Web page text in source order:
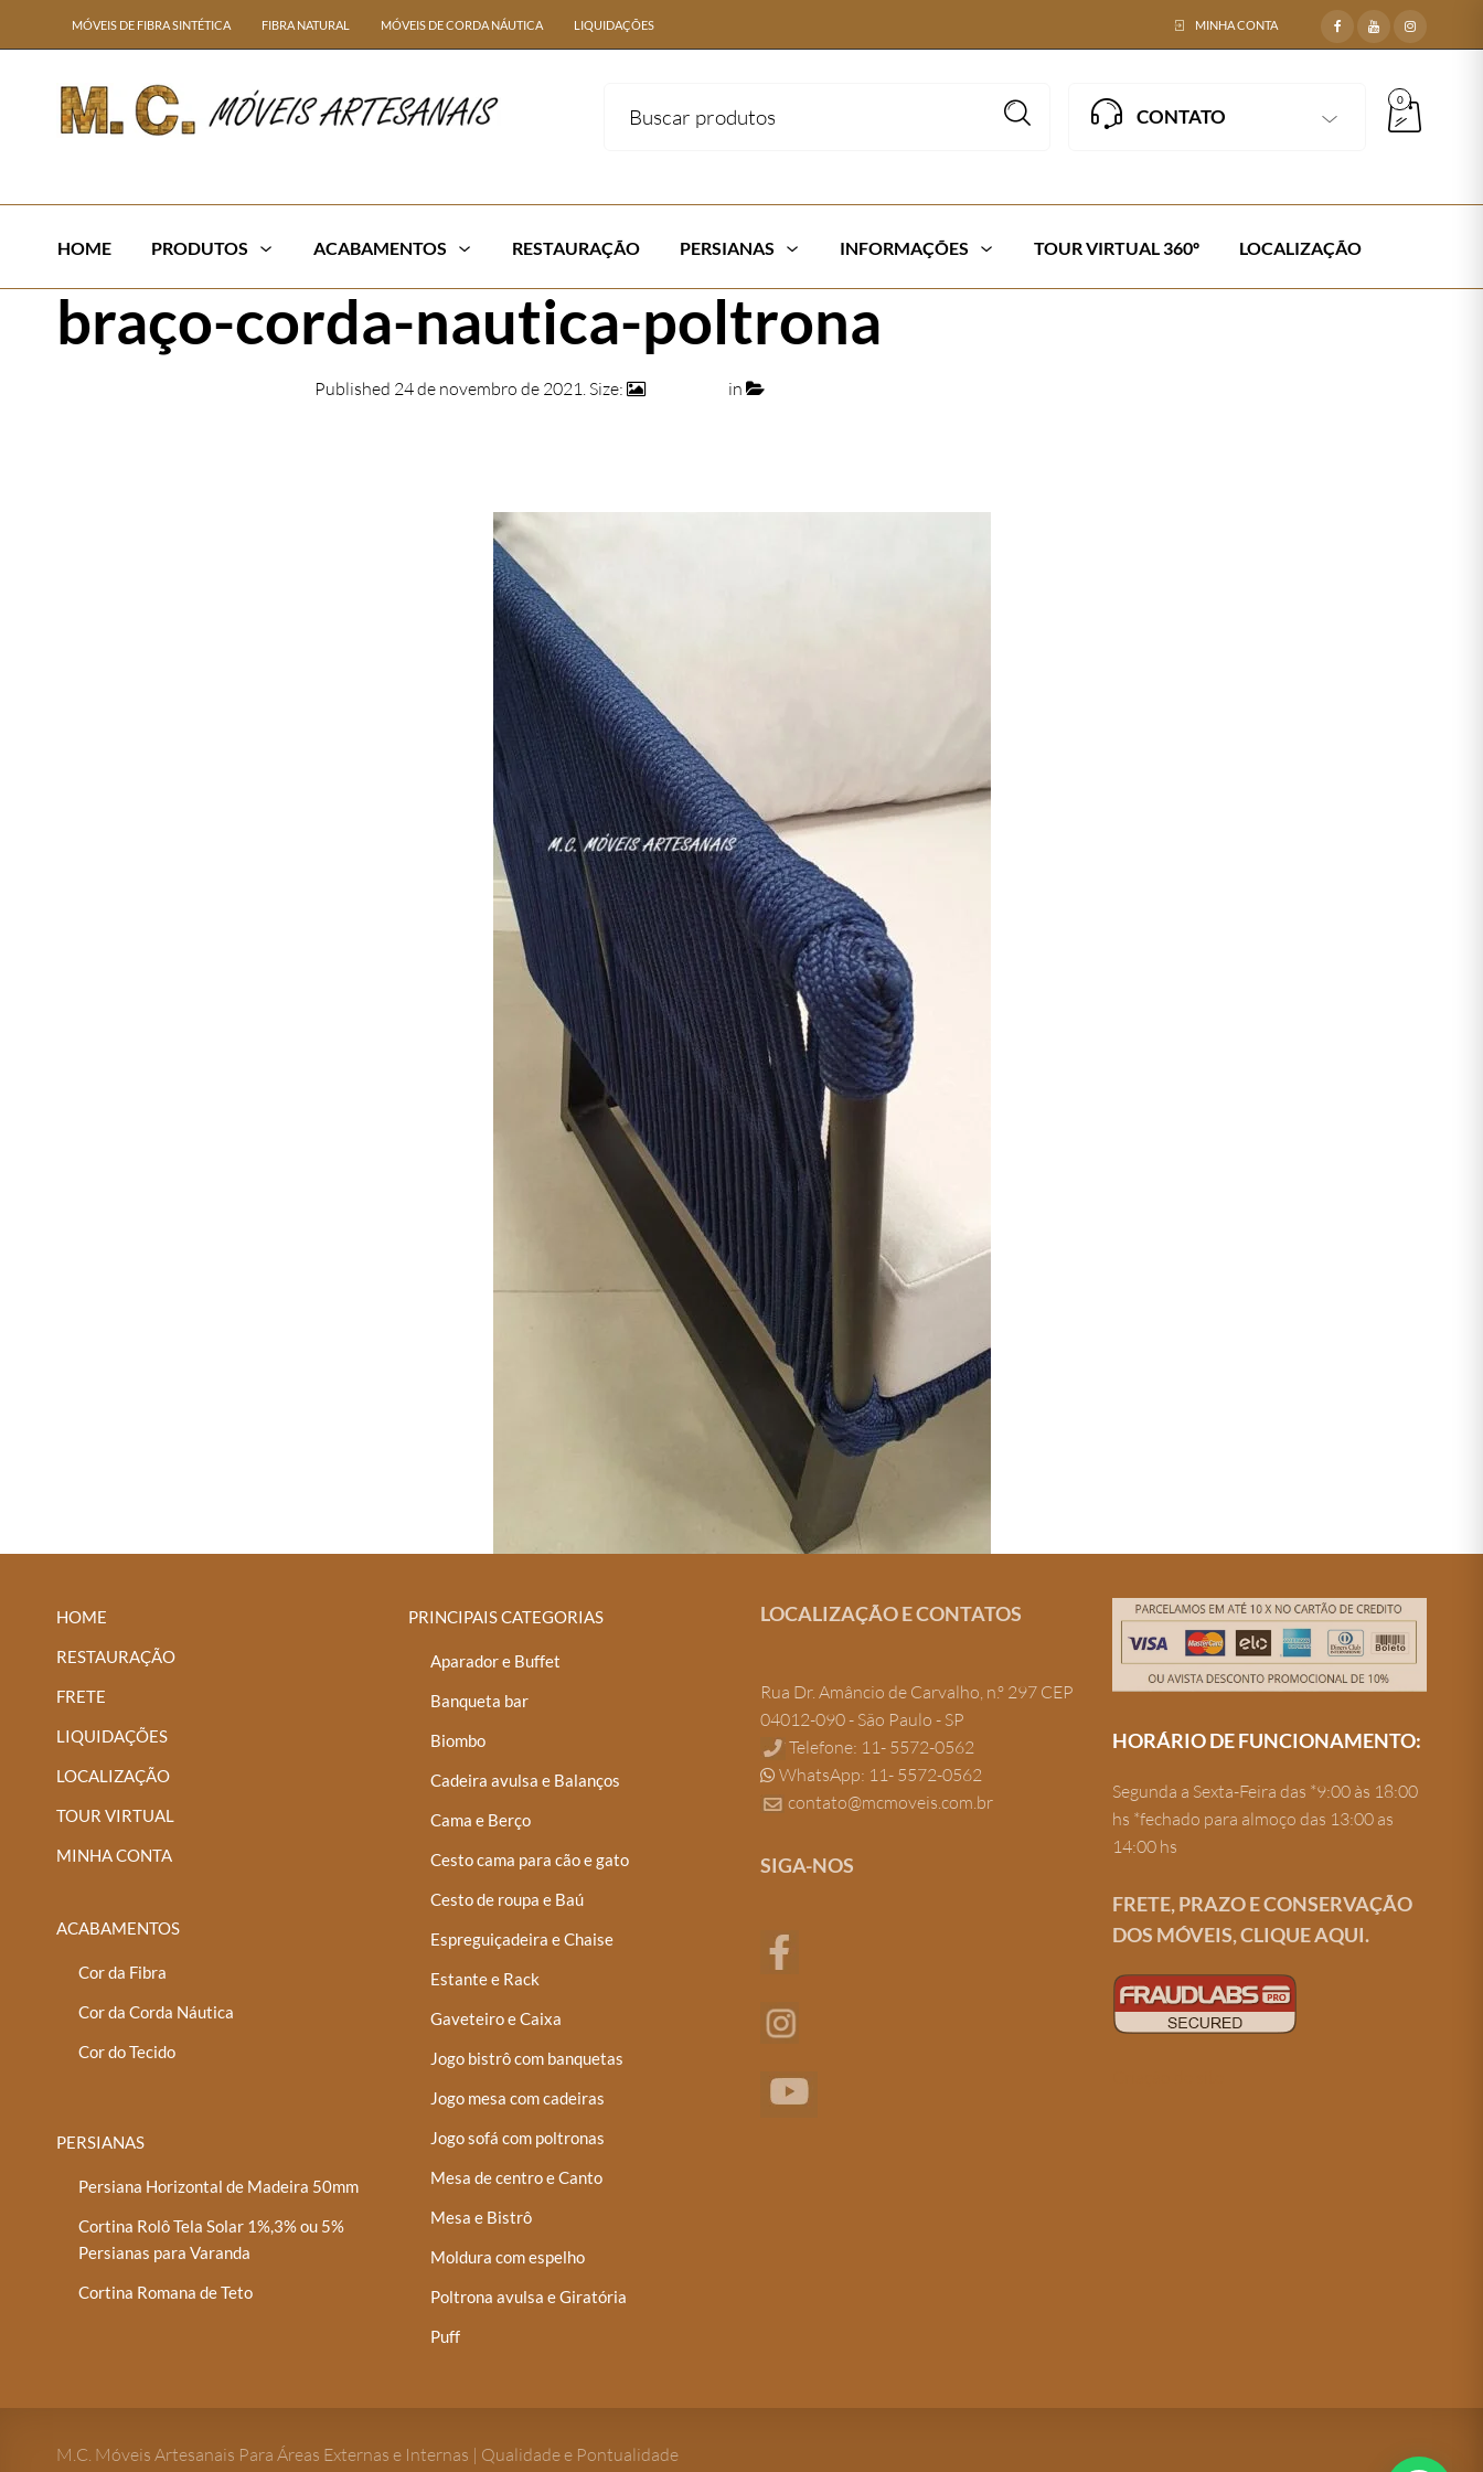
MÓVEIS DE FIBRA SINTÉTICA FIBRA NATURAL MÓVEIS DE CORDA NÁUTICA LIQUIDAÇÕES MINHA CONTA
CONTATO
0
HOME PRODUTOS ACABAMENTOS RESTAURAÇÃO PERSIANAS INFORMAÇÕES TOUR VIRTUAL 360º LOCALIZAÇÃO
braço-corda-nautica-poltrona
Published 24 de novembro de 2021 . Size: in
HOME
RESTAURAÇÃO
FRETE
LIQUIDAÇÕES
LOCALIZAÇÃO
TOUR VIRTUAL
MINHA CONTA
ACABAMENTOS
Cor da Fibra
Cor da Corda Náutica
Cor do Tecido
PERSIANAS
Persiana Horizontal de Madeira 50mm
Cortina Rolô Tela Solar 1%,3% ou 5%
Persianas para Varanda
Cortina Romana de Teto
PRINCIPAIS CATEGORIAS
Aparador e Buffet
Banqueta bar
Biombo
Cadeira avulsa e Balanços
Cama e Berço
Cesto cama para cão e gato
Cesto de roupa e Baú
Espreguiçadeira e Chaise
Estante e Rack
Gaveteiro e Caixa
Jogo bistrô com banquetas
Jogo mesa com cadeiras
Jogo sofá com poltronas
Mesa de centro e Canto
Mesa e Bistrô
Moldura com espelho
Poltrona avulsa e Giratória
Puff
LOCALIZAÇÃO E CONTATOS
Rua Dr. Amâncio de Carvalho, n.º 297 CEP
04012-090 - São Paulo - SP
Telefone: 11- 5572-0562
WhatsApp: 11- 5572-0562
contato@mcmoveis.com.br
SIGA-NOS
HORÁRIO DE FUNCIONAMENTO:
Segunda a Sexta-Feira das *9:00 às 18:00
hs *fechado para almoço das 13:00 as
14:00 hs
FRETE, PRAZO E CONSERVAÇÃO
DOS MÓVEIS, CLIQUE AQUI.
M.C. Móveis Artesanais Para Áreas Externas e Internas | Qualidade e Pontualidade